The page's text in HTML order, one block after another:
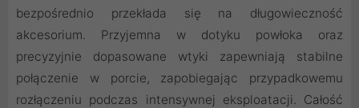
bezpośrednio przekłada się na długowieczność
akcesorium. Przyjemna w dotyku powłoka oraz
precyzyjnie dopasowane wtyki zapewniają stabilne
połączenie w porcie, zapobiegając przypadkowemu
rozłączeniu podczas intensywnej eksploatacji. Całość